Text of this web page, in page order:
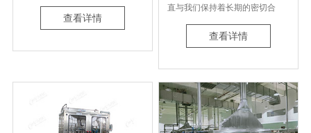
自身的生产效率和降低成本，精
心规划并设计了4条全自动燕窝罐
查看详情
直与我们保持着长期的密切合
作。2017年曾购买过尼为的清洗
机设备，这次建了新车间准备做
度慢，不能适应高产能发展，基
于之前合作的信任，于是找到尼
为买新设备。由于客户的物料和
查看详情